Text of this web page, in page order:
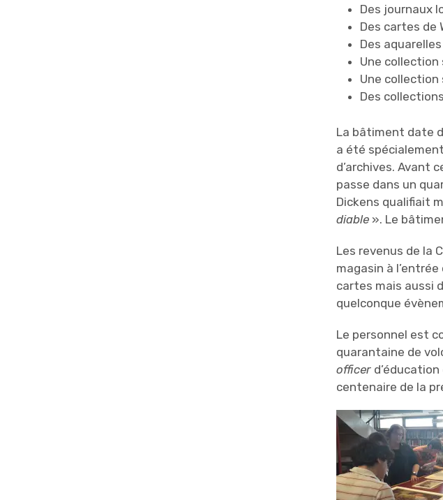
Des journaux
Des cartes de
Des aquarelles
Une
Une collection
Des
La bâtiment date
a été
d’archives. Avant
passe dans un
Dickens qualifiait
diable ». Le
Les revenus de la
magasin à
cartes mais aussi
quelconque
Le personnel est
quarantaine de
officer
centenaire de la